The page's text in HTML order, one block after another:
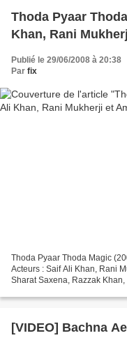
Thoda Pyaar
Khan, Rani
Publié le 29/06/2008 à 20:38
Par fix
Thoda Pyaar Thoda Magic
Acteurs : Saif Ali Khan, Rani
Sharat Saxena, Razzak
[VIDEO] Bachna